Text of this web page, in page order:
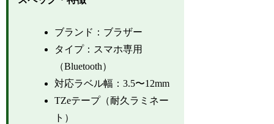
ブランド：ブラザー
タイプ：スマホ専用
（Bluetooth）
対応ラベル幅：3.5〜12mm
TZeテープ（耐久ラミネー
ト）